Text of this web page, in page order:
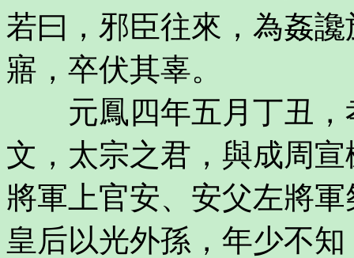
若曰，邪臣往來，為姦
寤，卒伏其辜。
元鳳四年五月丁丑，
文，太宗之君，與成周
將軍上官安、安父左將
皇后以光外孫，年少不